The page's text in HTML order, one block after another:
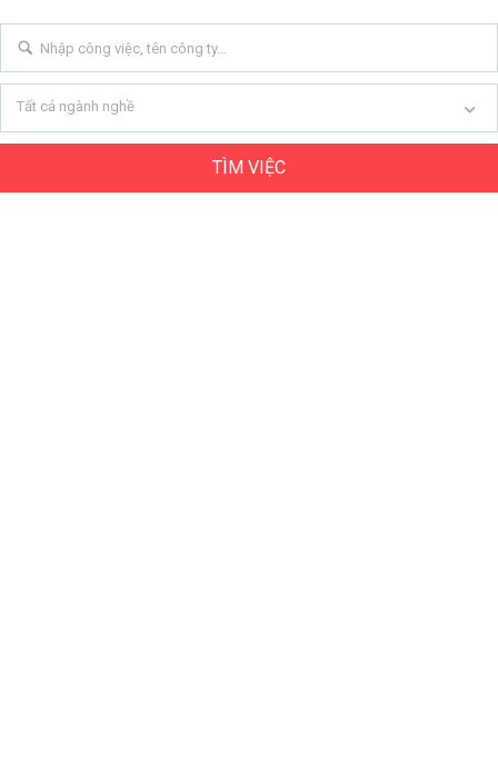
Tất cả ngành nghề